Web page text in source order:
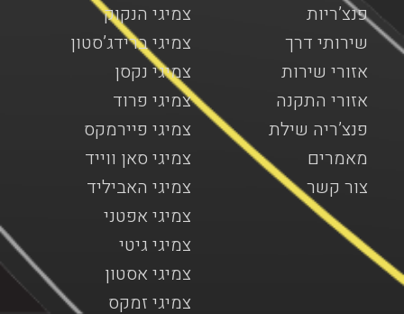
צמיגי הנקוק
צמיגי ברידג’סטון
צמיגי נקסן
צמיגי פרוד
צמיגי פיירמקס
צמיגי סאן ווייד
צמיגי האביליד
צמיגי אפטני
צמיגי גיטי
צמיגי אסטון
צמיגי זמקס
פנצ’ריות
שירותי דרך
אזורי שירות
אזורי התקנה
פנצ’ריה שילת
מאמרים
צור קשר